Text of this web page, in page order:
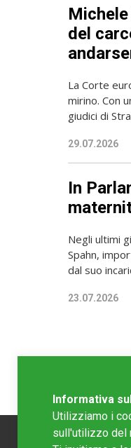
del
La Corte
mirino. Con
giudici di
29.07.2026
In
Negli ultimi
Spahn,
dal suo
23.07.2026
Informativa
Utilizziamo i
sull'utilizzo del